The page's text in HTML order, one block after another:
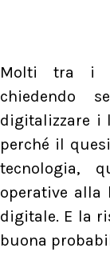
Molti tra i
chiedendo
digitalizzare i
perché il
tecnologia,
operative alla
digitale. E la
buona